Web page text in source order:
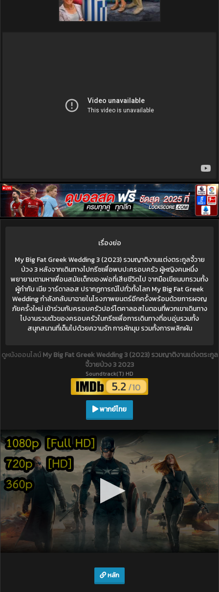
เรื่องย่อ
My Big Fat Greek Wedding 3 (2023) รวมญาติงานแต่งตระกูลจี้วาย
ป่วง 3 หลังจากเดินทางไปกรีซเพื่อพบปะครอบครัว ผู้หญิงคนหนึ่ง
พยายามตามหาเพื่อนสมัยเด็กของพ่อที่เสียชีวิตไป จากมือเขียนบทรวมทั้ง
ผู้กำกับ เนีย วาร์ดาลอส ปรากฏการณ์ไปทั่วทั้งโลก My Big Fat Greek
Wedding กำลังกลับมาฉายในโรงภาพยนตร์อีกครั้งพร้อมด้วยการผจญ
ภัยครั้งใหม่ เข้าร่วมกับครอบครัวปอร์โตคาลอสในตอนที่พวกเขาเดินทาง
ไปงานรวมตัวของครอบครัวในกรีซเพื่อการเดินทางที่อบอุ่นรวมทั้ง
สนุกสนานที่เต็มไปด้วยความรัก การหักมุม รวมทั้งการพลิกผัน
ดูหนังออนไลน์My Big Fat Greek Wedding 3 (2023) รวมญาติงานแต่งตระกูล
จี้วายป่วง 3 2023
Soundtrack(T) HD
5.2 /10
พากย์ไทย
หลัก